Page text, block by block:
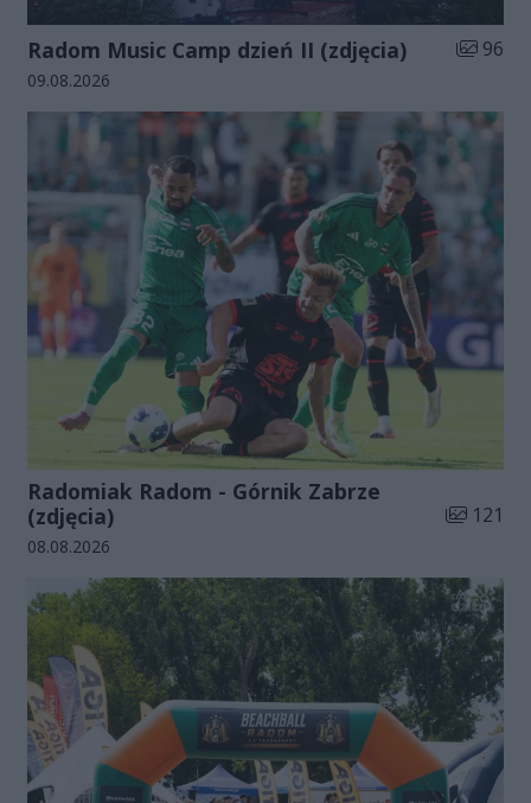
Radom Music Camp dzień II (zdjęcia) Liczba
96
Data dodania galerii:
09.08.2026
Radomiak Radom - Górnik Zabrze
(zdjęcia)
Liczba
121
Data dodania galerii:
08.08.2026